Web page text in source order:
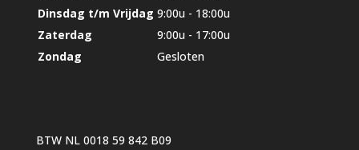
Dinsdag t/m Vrijdag 9:00u - 18:00u
Zaterdag
9:00u - 17:00u
Zondag
Gesloten
BTW NL 0018 59 842 B09